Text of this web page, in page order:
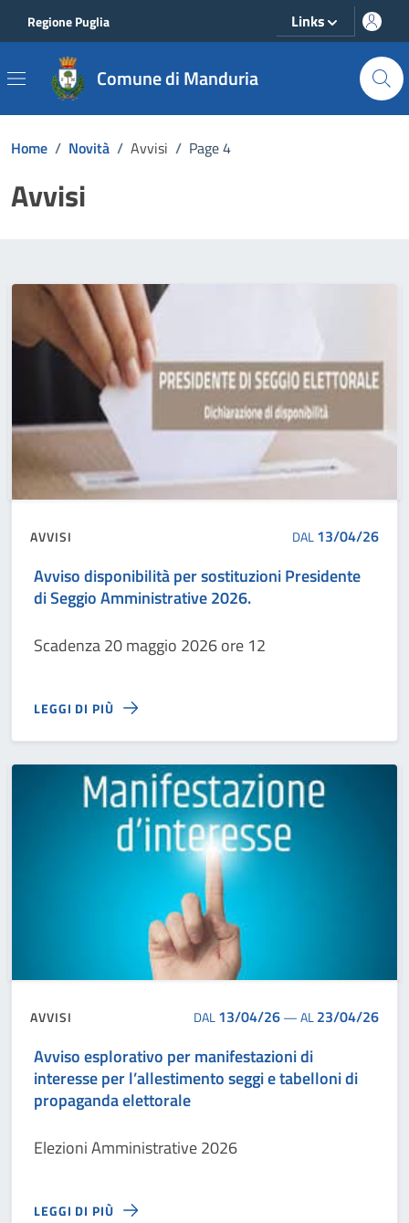
Regione Puglia Links
Comune di Manduria
Home / Novità / Avvisi / Page 4
Avvisi
AVVISI DAL13/04/26
Avviso disponibilità per sostituzioni Presidente
di Seggio Amministrative 2026.
Scadenza 20 maggio 2026 ore 12
LEGGI DI PIÙ
AVVISI DAL13/04/26—AL23/04/26
Avviso esplorativo per manifestazioni di
interesse per l’allestimento seggi e tabelloni di
propaganda elettorale
Elezioni Amministrative 2026
LEGGI DI PIÙ